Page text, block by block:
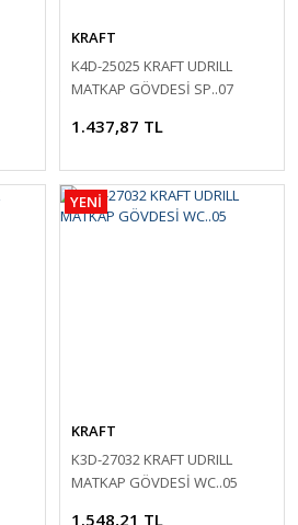
KRAFT
K4D-25025 KRAFT UDRILL
MATKAP GÖVDESİ SP..07
1.437,87 TL
YENİ
KRAFT
K3D-27032 KRAFT UDRILL
MATKAP GÖVDESİ WC..05
1.548,21 TL